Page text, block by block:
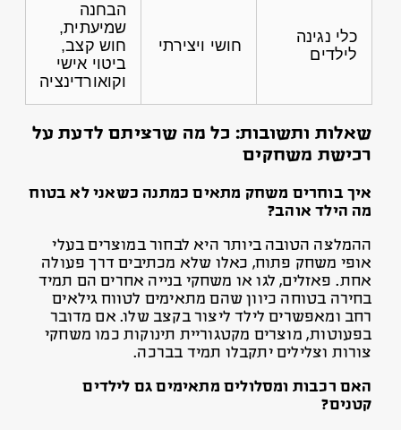
כלי נגינה
לילדים
חושי ויצירתי
הבחנה
שמיעתית,
חוש קצב,
ביטוי אישי
וקואורדינציה
שאלות ותשובות: כל מה שרציתם לדעת על
רכישת משחקים
איך בוחרים משחק מתאים כמתנה כשאני לא בטוח
מה הילד אוהב?
ההמלצה הטובה ביותר היא לבחור במוצרים בעלי
אופי משחק פתוח, כאלו שלא מכתיבים דרך פעולה
אחת. פאזלים, לגו או משחקי בנייה אחרים הם תמיד
בחירה בטוחה כיוון שהם מתאימים לטווח גילאים
רחב ומאפשרים לילד ליצור בקצב שלו. אם מדובר
בפעוטות, מוצרים מקטגוריית תינוקות כמו משחקי
צורות וצלילים יתקבלו תמיד בברכה.
האם רכבות ומסלולים מתאימים גם לילדים
קטנים?